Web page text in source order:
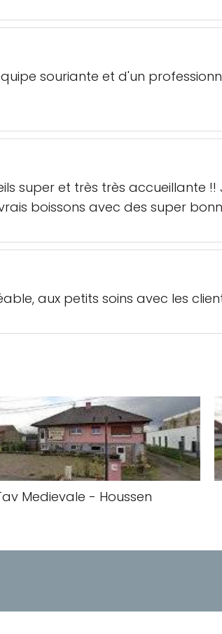
souriante et d'un
super et très très accueillante !!
boissons avec des super
aux petits soins avec les
Medievale - Houssen